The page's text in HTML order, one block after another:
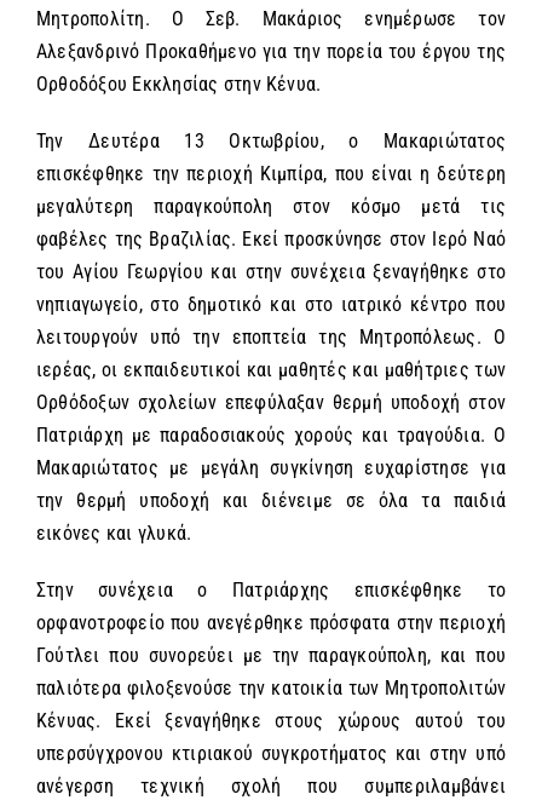
Μητροπολίτη. Ο Σεβ. Μακάριος ενημέρωσε τον
Αλεξανδρινό Προκαθήμενο για την πορεία του έργου της
Ορθοδόξου Εκκλησίας στην Κένυα.
Την Δευτέρα 13 Οκτωβρίου, ο Μακαριώτατος
επισκέφθηκε την περιοχή Κιμπίρα, που είναι η δεύτερη
μεγαλύτερη παραγκούπολη στον κόσμο μετά τις
φαβέλες της Βραζιλίας. Εκεί προσκύνησε στον Ιερό Ναό
του Αγίου Γεωργίου και στην συνέχεια ξεναγήθηκε στο
νηπιαγωγείο, στο δημοτικό και στο ιατρικό κέντρο που
λειτουργούν υπό την εποπτεία της Μητροπόλεως. Ο
ιερέας, οι εκπαιδευτικοί και μαθητές και μαθήτριες των
Ορθόδοξων σχολείων επεφύλαξαν θερμή υποδοχή στον
Πατριάρχη με παραδοσιακούς χορούς και τραγούδια. Ο
Μακαριώτατος με μεγάλη συγκίνηση ευχαρίστησε για
την θερμή υποδοχή και διένειμε σε όλα τα παιδιά
εικόνες και γλυκά.
Στην συνέχεια ο Πατριάρχης επισκέφθηκε το
ορφανοτροφείο που ανεγέρθηκε πρόσφατα στην περιοχή
Γούτλει που συνορεύει με την παραγκούπολη, και που
παλιότερα φιλοξενούσε την κατοικία των Μητροπολιτών
Κένυας. Εκεί ξεναγήθηκε στους χώρους αυτού του
υπερσύγχρονου κτιριακού συγκροτήματος και στην υπό
ανέγερση τεχνική σχολή που συμπεριλαμβάνει